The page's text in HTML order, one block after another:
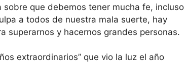
que debemos tener mucha fe, incluso
a todos de nuestra mala suerte, hay
superarnos y hacernos grandes personas.
extraordinarios” que vio la luz el año